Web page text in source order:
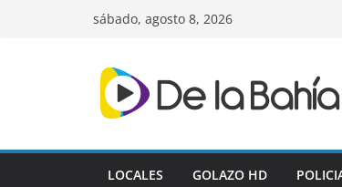
sábado, agosto 8, 2026
LOCALES GOLAZO HD